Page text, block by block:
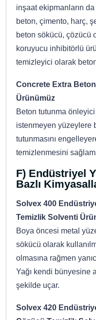
inşaat ekipmanların
beton, çimento, harç,
beton sökücü, çözücü
koruyucu inhibitörlü
temizleyici olarak
Concrete Extra
Ürünümüz
Beton tutunma
istenmeyen yüzeylere
tutunmasını
temizlenmesini
F) Endüstriyel
Bazlı
Solvex 400
Temizlik Solventi
Boya öncesi metal
sökücü olarak
olmasına rağmen
Yağı kendi bünyesine
şekilde uçar.
Solvex 420